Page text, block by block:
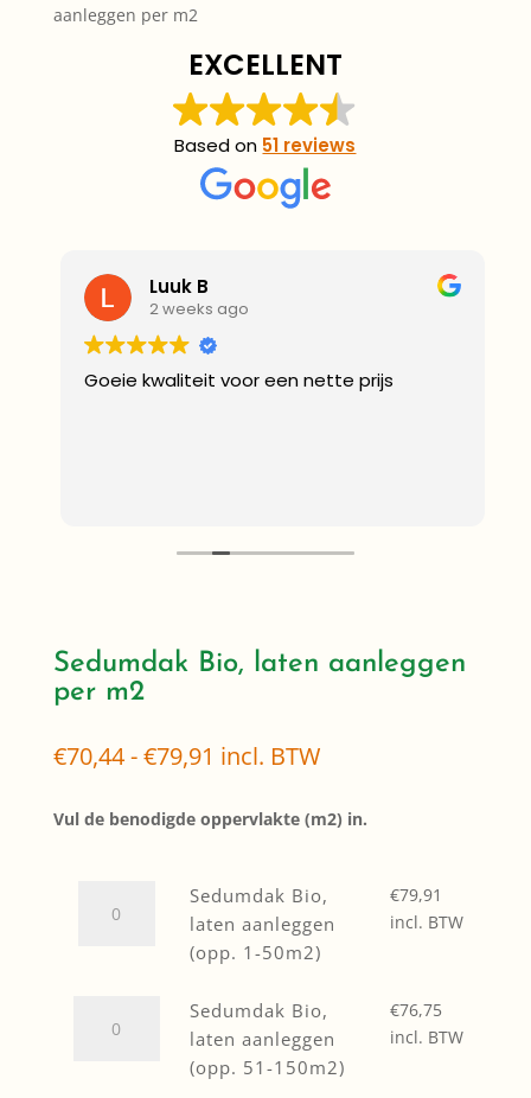
aanleggen per m2
EXCELLENT
Based on 51 reviews
Luuk B
2 weeks ago
Goeie kwaliteit voor een nette prijs
Sedumdak Bio, laten aanleggen
per m2
€70,44-€79,91 Prijsklasse:
tot
€79,91
incl. BTW
Vul de benodigde oppervlakte (m2) in.
Bio,
Sedumdak Bio,
laten aanleggen
(opp. 1-50m2)
€79,91
incl. BTW
Sedumdak Bio,
laten aanleggen
(opp. 51-150m2)
€76,75
incl. BTW